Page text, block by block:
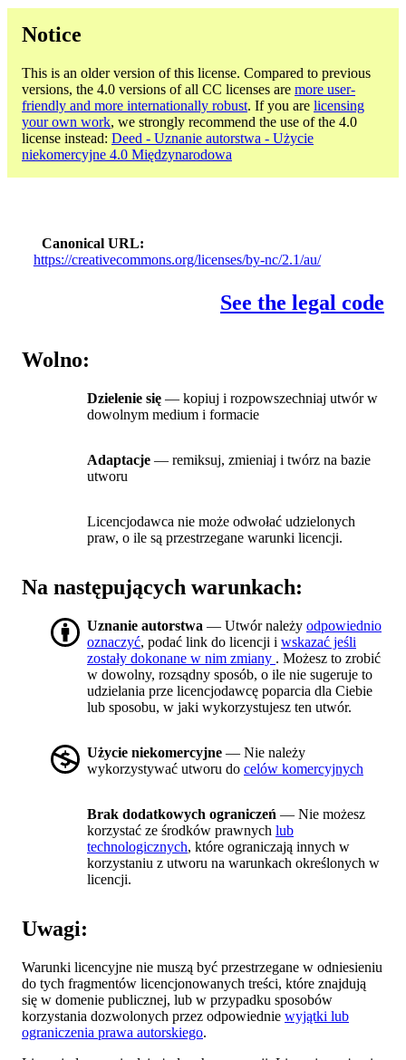
Notice
This is an older version of this license. Compared to previous
versions, the 4.0 versions of all CC licenses are more user-
friendly and more internationally robust. If you are licensing
your own work, we strongly recommend the use of the 4.0
license instead: Deed - Uznanie autorstwa - Użycie
niekomercyjne 4.0 Międzynarodowa
Canonical URL
https://creativecommons.org/licenses/by-nc/2.1/au/
See the legal code
Wolno:
Dzielenie się — kopiuj i rozpowszechniaj utwór w
dowolnym medium i formacie
Adaptacje — remiksuj, zmieniaj i twórz na bazie
utworu
Licencjodawca nie może odwołać udzielonych
praw, o ile są przestrzegane warunki licencji.
Na następujących warunkach:
Uznanie autorstwa — Utwór należy odpowiednio
oznaczyć, podać link do licencji i wskazać jeśli
zostały dokonane w nim zmiany . Możesz to zrobić
w dowolny, rozsądny sposób, o ile nie sugeruje to
udzielania prze licencjodawcę poparcia dla Ciebie
lub sposobu, w jaki wykorzystujesz ten utwór.
Użycie niekomercyjne — Nie należy
wykorzystywać utworu do celów komercyjnych
Brak dodatkowych ograniczeń — Nie możesz
korzystać ze środków prawnych lub
technologicznych, które ograniczają innych w
korzystaniu z utworu na warunkach określonych w
licencji.
Uwagi:
Warunki licencyjne nie muszą być przestrzegane w odniesieniu
do tych fragmentów licencjonowanych treści, które znajdują
się w domenie publicznej, lub w przypadku sposobów
korzystania dozwolonych przez odpowiednie wyjątki lub
ograniczenia prawa autorskiego.